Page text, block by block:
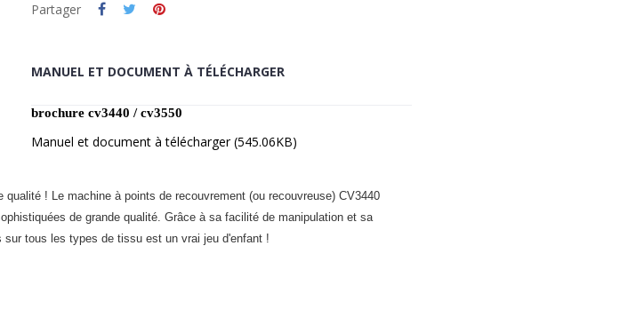
Partager
MANUEL ET DOCUMENT À TÉLÉCHARGER
brochure cv3440 / cv3550
Manuel et document à télécharger (545.06KB)
! Le machine à points de recouvrement (ou recouvreuse) CV3440
de grande qualité. Grâce à sa facilité de manipulation et sa
tous les types de tissu est un vrai jeu d'enfant !